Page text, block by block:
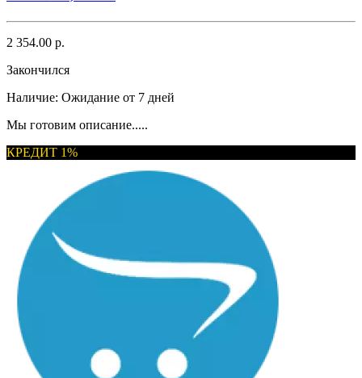
2 354.00 р.
Закончился
Наличие: Ожидание от 7 дней
Мы готовим описание.....
КРЕДИТ 1%